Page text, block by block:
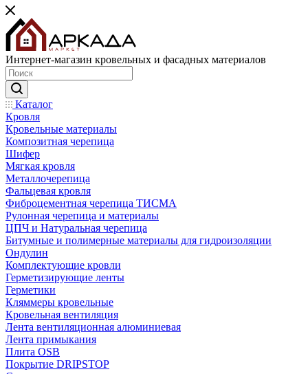
Интернет-магазин кровельных и фасадных материалов
Каталог
Кровля
Кровельные материалы
Композитная черепица
Шифер
Мягкая кровля
Металлочерепица
Фальцевая кровля
Фиброцементная черепица ТИСМА
Рулонная черепица и материалы
ЦПЧ и Натуральная черепица
Битумные и полимерные материалы для гидроизоляции
Ондулин
Комплектующие кровли
Герметизирующие ленты
Герметики
Кляммеры кровельные
Кровельная вентиляция
Лента вентиляционная алюминиевая
Лента примыкания
Плита OSB
Покрытие DRIPSTOP